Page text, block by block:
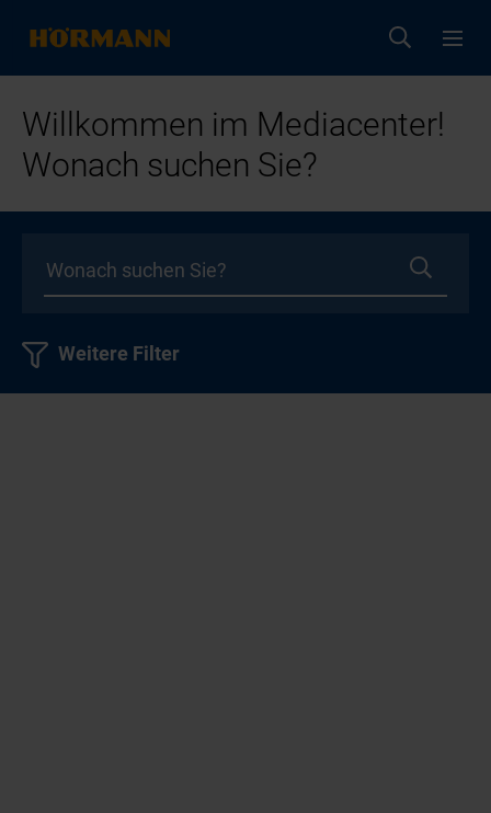
Willkommen im Mediacenter!
Wonach suchen Sie?
Weitere Filter